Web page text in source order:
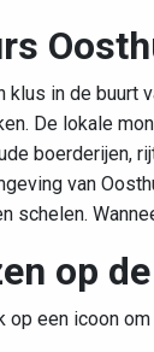
klus in de
De lokale
boerderijen,
van
schelen.
op
op een icoon